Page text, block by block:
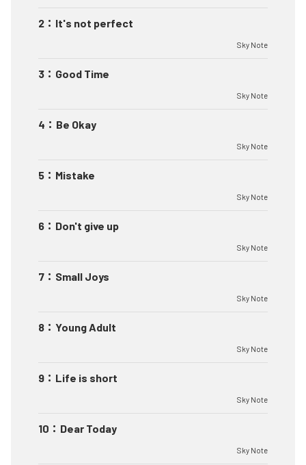
2 ： It's not perfect
Sky Note
3 ： Good Time
Sky Note
4 ： Be Okay
Sky Note
5 ： Mistake
Sky Note
6 ： Don't give up
Sky Note
7 ： Small Joys
Sky Note
8 ： Young Adult
Sky Note
9 ： Life is short
Sky Note
10 ： Dear Today
Sky Note